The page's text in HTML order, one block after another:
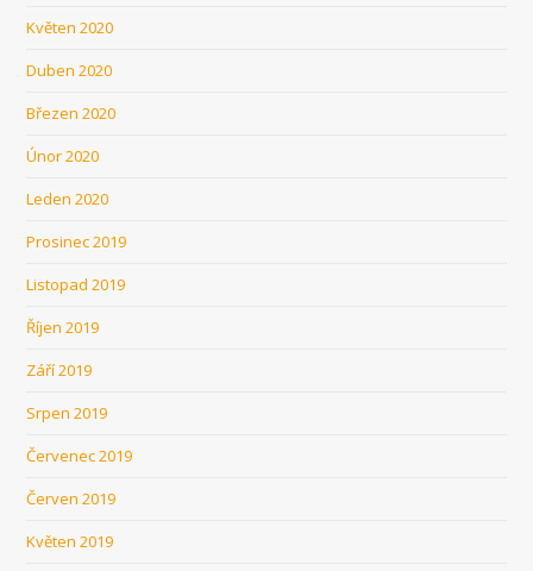
Květen 2020
Duben 2020
Březen 2020
Únor 2020
Leden 2020
Prosinec 2019
Listopad 2019
Říjen 2019
Září 2019
Srpen 2019
Červenec 2019
Červen 2019
Květen 2019